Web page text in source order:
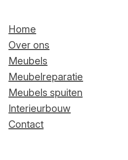
Home
Over ons
Meubels
Meubelreparatie
Meubels spuiten
Interieurbouw
Contact